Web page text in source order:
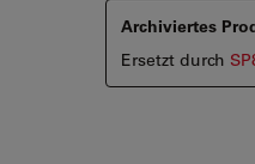
Archiviertes
Ersetzt durch